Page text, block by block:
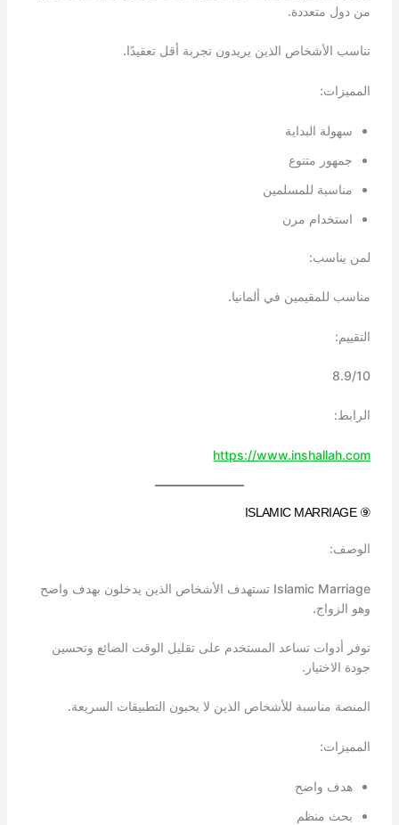
من دول متعددة.
تناسب الأشخاص الذين يريدون تجربة أقل تعقيدًا.
المميزات:
سهولة البداية
جمهور متنوع
مناسبة للمسلمين
استخدام مرن
لمن يناسب:
مناسب للمقيمين في ألمانيا.
التقييم:
8.9/10
الرابط:
https://www.inshallah.com
⑨ ISLAMIC MARRIAGE
الوصف:
Islamic Marriage تستهدف الأشخاص الذين يدخلون بهدف واضح
وهو الزواج.
توفر أدوات تساعد المستخدم على تقليل الوقت الضائع وتحسين
جودة الاختيار.
المنصة مناسبة للأشخاص الذين لا يحبون التطبيقات السريعة.
المميزات:
هدف واضح
بحث منظم